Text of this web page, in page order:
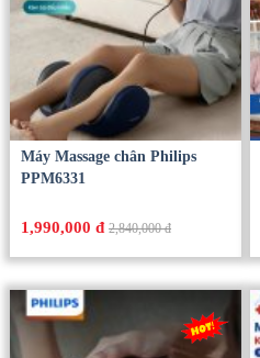
Máy Massage chân Philips
PPM6331
1,990,000 đ 2,840,000 đ